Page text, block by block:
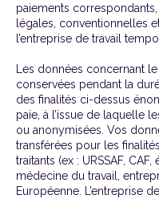
paiements
légales, conventionnelles
l’entreprise de travail
Les données concernant
conservées pendant la
des finalités ci-dessus
paie, à l’issue de laquelle
ou anonymisées. Vos
transférées pour les
traitants (ex : URSSAF,
médecine du travail,
Européenne. L’entreprise